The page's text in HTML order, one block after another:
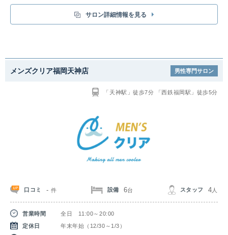
サロン詳細情報を見る
メンズクリア福岡天神店 男性専門サロン
「天神駅」徒歩7分 「西鉄福岡駅」徒歩5分
口コミ -件 設備 6台 スタッフ 4 人
営業時間
全日 11:00～20:00
定休日
年末年始（12/30～1/3）